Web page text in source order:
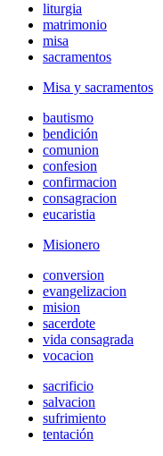
liturgia
matrimonio
misa
sacramentos
Misa y sacramentos
bautismo
bendición
comunion
confesion
confirmacion
consagracion
eucaristia
Misionero
conversion
evangelizacion
mision
sacerdote
vida consagrada
vocacion
sacrificio
salvacion
sufrimiento
tentación